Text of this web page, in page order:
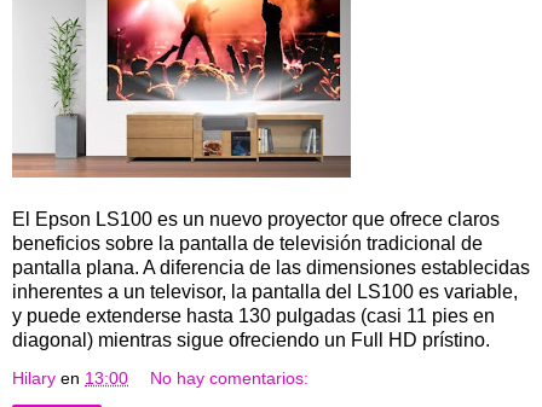
El Epson LS100 es un nuevo proyector que ofrece claros
beneficios sobre la pantalla de televisión tradicional de
pantalla plana. A diferencia de las dimensiones establecidas
inherentes a un televisor, la pantalla del LS100 es variable,
y puede extenderse hasta 130 pulgadas (casi 11 pies en
diagonal) mientras sigue ofreciendo un Full HD prístino.
Hilary en 13:00 No hay comentarios: